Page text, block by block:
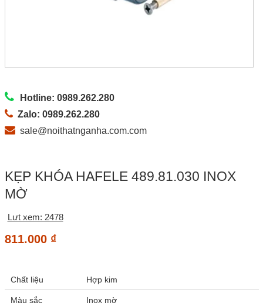
Hotline: 0989.262.280
Zalo: 0989.262.280
sale@noithatnganha.com.com
KẸP KHÓA HAFELE 489.81.030 INOX
MỜ
Lưt xem: 2478
811.000 ₫
Chất liệu Hợp kim
Màu sắc Inox mờ